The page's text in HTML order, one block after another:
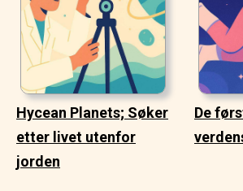
Hycean Planets; Søker
etter livet utenfor
jorden
De